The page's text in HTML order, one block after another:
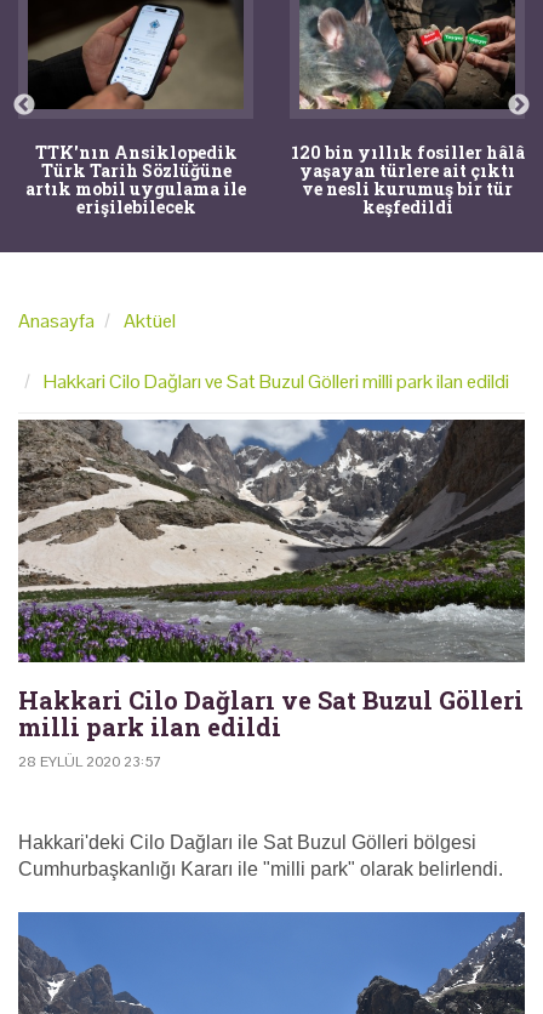
TTK'nın Ansiklopedik
Türk Tarih Sözlüğüne
artık mobil uygulama ile
erişilebilecek
120 bin yıllık fosiller hâlâ
yaşayan türlere ait çıktı
ve nesli kurumuş bir tür
keşfedildi
Anasayfa Aktüel
Hakkari Cilo Dağları ve Sat Buzul Gölleri milli park ilan edildi
Hakkari Cilo Dağları ve Sat Buzul Gölleri
milli park ilan edildi
28 EYLÜL 2020 23:57
Hakkari'deki Cilo Dağları ile Sat Buzul Gölleri bölgesi
Cumhurbaşkanlığı Kararı ile "milli park" olarak belirlendi.